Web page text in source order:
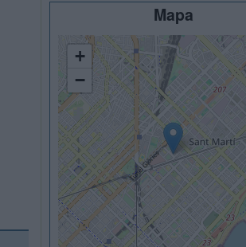
Mapa
+
−